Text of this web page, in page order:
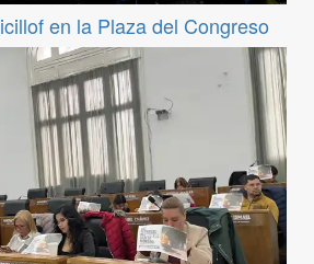
en la Plaza del Congreso